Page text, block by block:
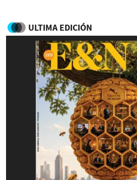
ULTIMA EDICIÓN